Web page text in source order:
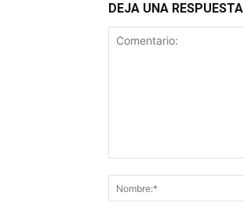
DEJA UNA RESPUESTA